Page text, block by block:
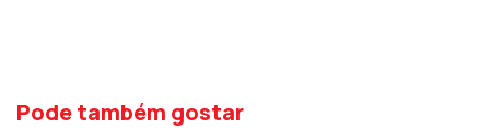
Pode também gostar